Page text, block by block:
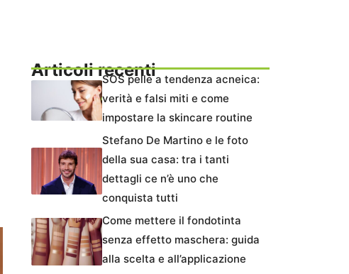
Articoli recentiSOS pelle a tendenza acneica:
verità e falsi miti e come
impostare la skincare routine
Stefano De Martino e le foto
della sua casa: tra i tanti
dettagli ce n’è uno che
conquista tutti
Come mettere il fondotinta
senza effetto maschera: guida
alla scelta e all’applicazione